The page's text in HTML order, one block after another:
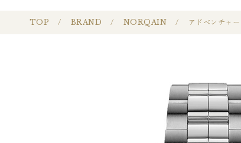
TOP BRAND NORQAIN アドベンチャー